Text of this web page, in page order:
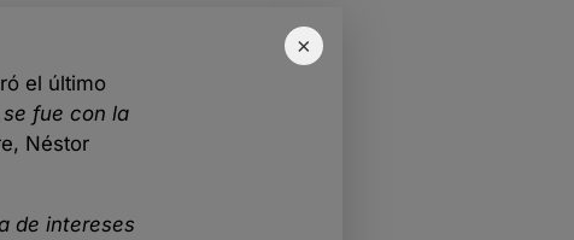
×
el último
fue con la
Néstor
de intereses